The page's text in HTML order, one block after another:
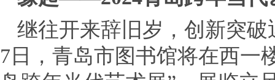
继往开来辞旧岁，创新突破
7日，青岛市图书馆将在西